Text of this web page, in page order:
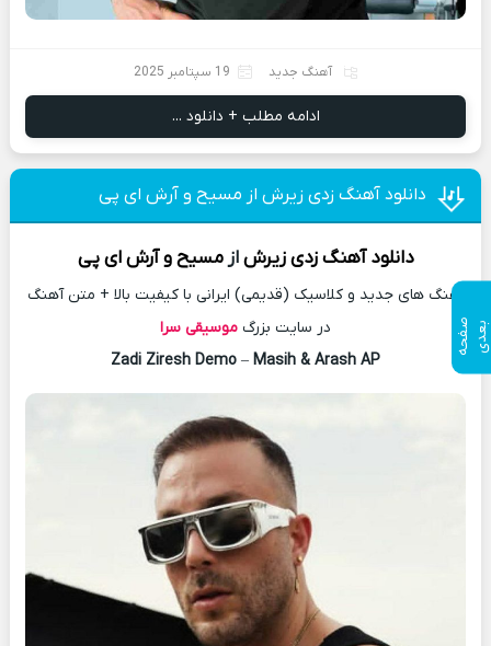
آهنگ جدید 19 سپتامبر 2025
ادامه مطلب + دانلود ...
دانلود آهنگ زدی زیرش از مسیح و آرش ای پی
دانلود آهنگ زدی زیرش ازمسیح و آرش ای پی
آهنگ های جدید و کلاسیک (قدیمی) ایرانی با کیفیت بالا + متن آهنگ
در سایت بزرگ موسیقی سرا
Zadi Ziresh Demo – Masih & Arash AP
ص
ف
ح
ه ب ع
د ی